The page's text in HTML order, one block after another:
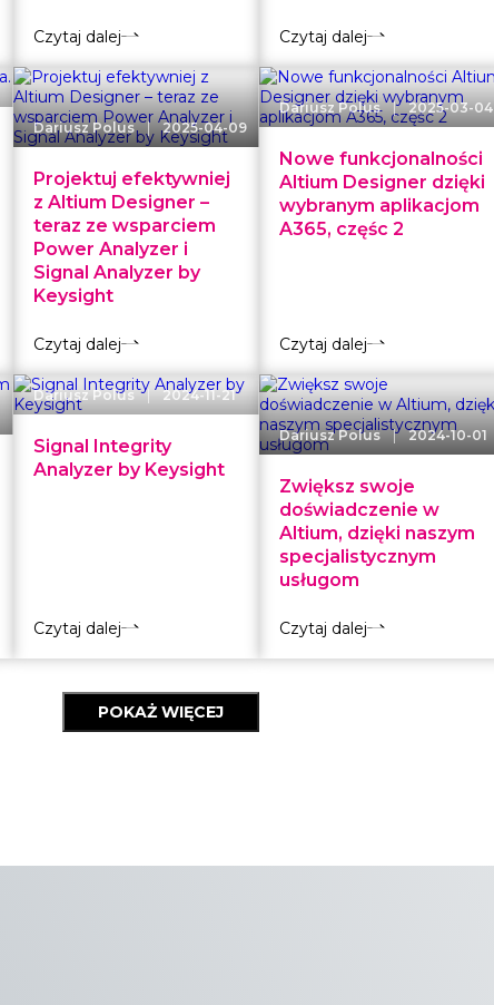
Czytaj dalej Czytaj dalej
Dariusz Polus | 2025-04-09
Projektuj efektywniej
z Altium Designer –
teraz ze wsparciem
Power Analyzer i
Signal Analyzer by
Keysight
Czytaj dalej
Dariusz Polus | 2025-03-04
Nowe funkcjonalności
Altium Designer dzięki
wybranym aplikacjom
A365, częśc 2
Czytaj dalej
Dariusz Polus | 2024-11-21
Signal Integrity
Analyzer by Keysight
Czytaj dalej
Dariusz Polus | 2024-10-01
Zwiększ swoje
doświadczenie w
Altium, dzięki naszym
specjalistycznym
usługom
Czytaj dalej
POKAŻ WIĘCEJ